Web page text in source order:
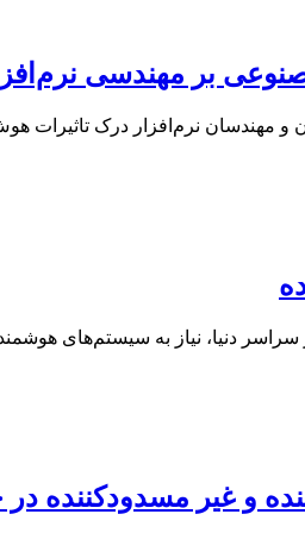
بر مهندسی
و مهندسان نرم‌افزار درک
دنیا، نیاز به سیستم‌های
و غیر مسدودکننده در